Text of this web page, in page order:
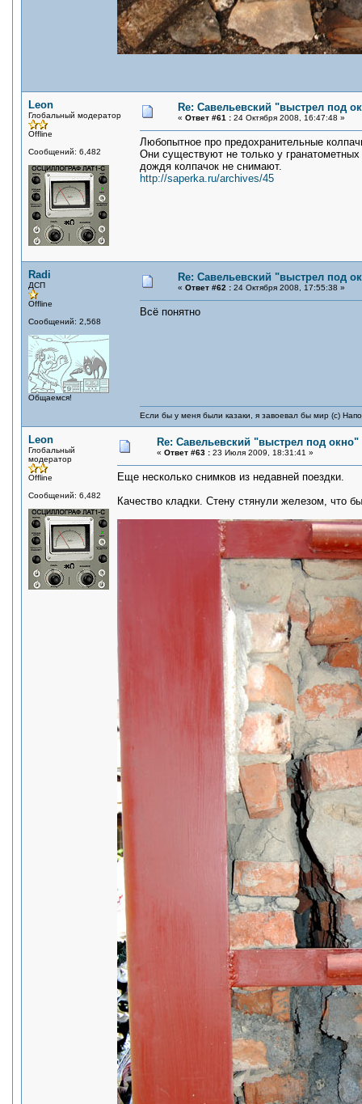
Leon
Глобальный модератор
Offline
Сообщений: 6,482
Re: Савельевский "выстрел под
« Ответ #61 : 24 Октября 2008, 16:47:48 »
Любопытное про предохранительные
Они существуют не только у
дождя колпачок не снимают.
http://saperka.ru/archives/45
Radi
ДСП
Offline
Сообщений: 2,568
Общаемся!
Re: Савельевский "выстрел под
« Ответ #62 : 24 Октября 2008, 17:55:38 »
Всё понятно
Если бы у меня были казаки, я завоевал бы мир (с)
Leon
Глобальный
модератор
Offline
Сообщений: 6,482
Re: Савельевский "выстрел под окно"
« Ответ #63 : 23 Июля 2009, 18:31:41 »
Еще несколько снимков из недавней поездки.
Качество кладки. Стену стянули железом, что